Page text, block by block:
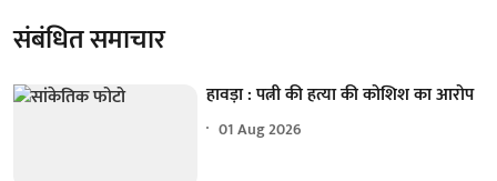
संबंधित समाचार
हावड़ा : पत्नी की हत्या की कोशिश का आरोप
01 Aug 2026